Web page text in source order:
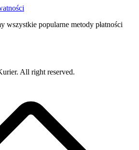
wszystkie popularne metody płatności
All right reserved.